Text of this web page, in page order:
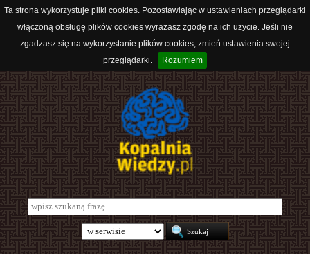
Ta strona wykorzystuje pliki cookies. Pozostawiając w ustawieniach przeglądarki
włączoną obsługę plików cookies wyrażasz zgodę na ich użycie. Jeśli nie
zgadzasz się na wykorzystanie plików cookies, zmień ustawienia swojej
przeglądarki.
Rozumiem